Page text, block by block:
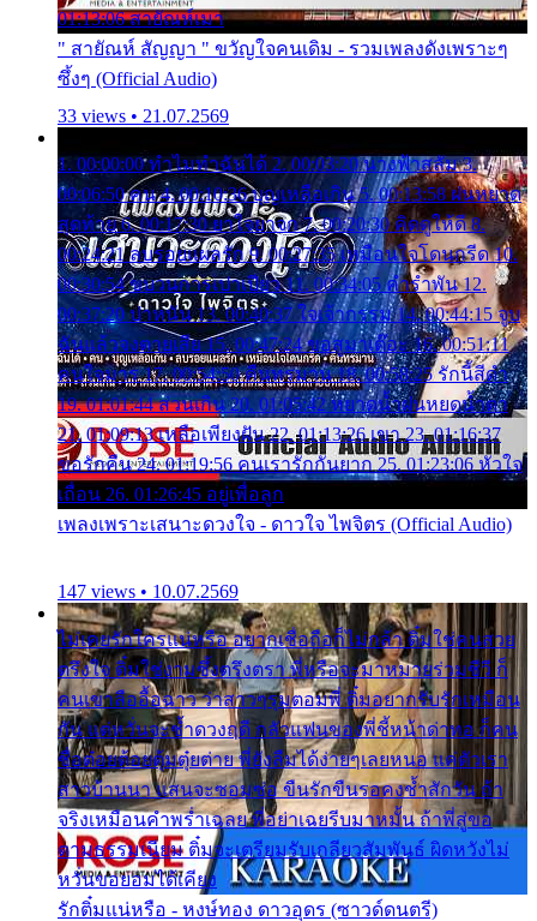
01:13:06 สายัณห์เมา
" สายัณห์ สัญญา " ขวัญใจคนเดิม - รวมเพลงดังเพราะๆ
ซึ้งๆ (Official Audio)
33 views • 21.07.2569
1. 00:00:00 ทำไมทำฉันได้ 2. 00:03:20 นางฟ้าสลัม 3.
00:06:50 คน 4. 00:10:36 บุญเหลือเกิน 5. 00:13:58 ฝนหยาด
สุดท้าย 6. 00:17:30 ยาใจยาจก 7. 00:20:30 คิดดูให้ดี 8.
00:24:21 ลบรอยแผลรัก 9. 00:27:35 เหมือนใจโดนกรีด 10.
00:30:54 ขบวนการเปาเปียว 11. 00:34:05 คำรำพัน 12.
00:37:20 ปาหนัน 13. 00:40:37 ใจเจ้ากรรม 14. 00:44:15 จูบ
ฉันแล้วจงตายเสีย 15. 00:47:24 ขอสูมาเต๊อะ 16. 00:51:11
คนใจมาร 17. 00:54:50 คืนทรมาน 18. 00:58:25 รักนี้สีดำ
19. 01:01:44 ส่วนเกิน 20. 01:05:42 หยาดน้ำฝนหยดน้ำตา
21. 01:09:13 เหลือเพียงฝัน 22. 01:13:26 เขา 23. 01:16:37
ขอรักคืน 24. 01:19:56 คนเรารักกันยาก 25. 01:23:06 หัวใจ
เถื่อน 26. 01:26:45 อยู่เพื่อลูก
เพลงเพราะเสนาะดวงใจ - ดาวใจ ไพจิตร (Official Audio)
147 views • 10.07.2569
ไม่เคยรักใครแน่หรือ อยากเชื่อถือก็ไม่กล้า ติ๋มใช่คนสวย
ตรึงใจ ติ๋มใช่งามซึ้งตรึงตรา พี่หรือจะมาหมายร่วมชีวี ก็
คนเขาลืออื้อฉาว ว่าสาวๆรุมตอมพี่ ติ๋มอยากรับรักเหมือน
กัน แต่หวั่นจะช้ำดวงฤดี กลัวแฟนของพี่ชี้หน้าด่าทอ ก็คน
ชื่อต๋อยต้อยตุ้มตุ๋ยต่าย พี่ยังลืมได้ง่ายๆเลยหนอ แค่ตัวเรา
สาวบ้านนา แสนจะซอมซ่อ ขืนรักขืนรอคงช้ำสักวัน ถ้า
จริงเหมือนคำพร่ำเฉลย พี่อย่าเฉยรีบมาหมั้น ถ้าพี่สู่ขอ
ตามธรรมเนียม ติ๋มจะเตรียมรับเกลียวสัมพันธ์ ผิดหวังไม่
หวั่นขอยอมได้เคียง
รักติ๋มแน่หรือ - หงษ์ทอง ดาวอุดร (ซาวด์ดนตรี)